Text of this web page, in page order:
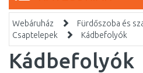
Webáruház
Fürdőszoba és
Csaptelepek
Kádbefolyók
Kádbefolyók